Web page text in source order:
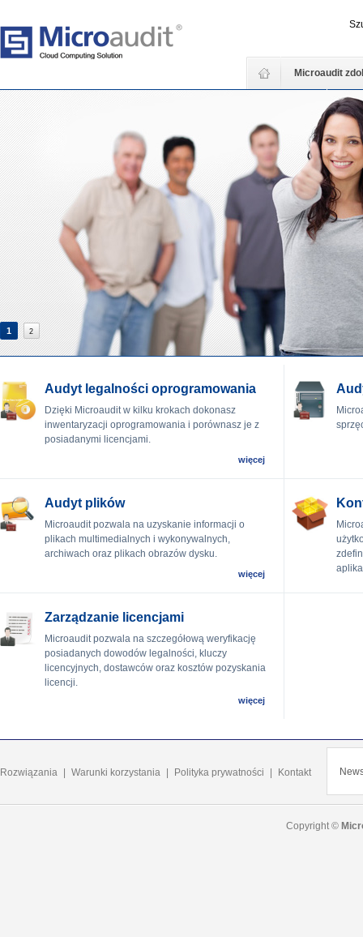
Microaudit
1 2
Audyt legalności oprogramowania
Dzięki Microaudit w kilku krokach dokonasz
inwentaryzacji oprogramowania i porównasz je z
posiadanymi licencjami.
więcej
Audyt plików
Microaudit pozwala na uzyskanie informacji o
plikach multimedialnych i wykonywalnych,
archiwach oraz plikach obrazów dysku.
więcej
Zarządzanie licencjami
Microaudit pozwala na szczegółową weryfikację
posiadanych dowodów legalności, kluczy
licencyjnych, dostawców oraz kosztów pozyskania
licencji.
więcej
Rozwiązania Warunki korzystania Polityka prywatności Kontakt
Copyright ©